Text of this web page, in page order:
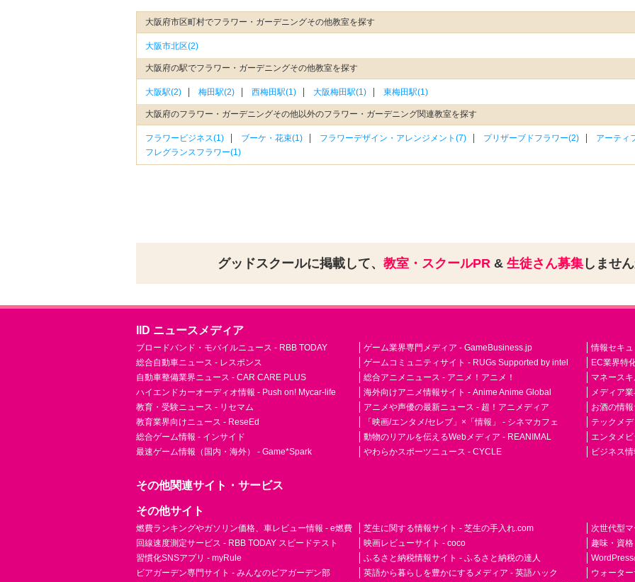
大阪府市区町村でフラワー・ガーデニングその他教室を探す
大阪市北区(2)
大阪府の駅でフラワー・ガーデニングその他教室を探す
大阪駅(2) 梅田駅(2) 西梅田駅(1) 大阪梅田駅(1) 東梅田駅(1)
大阪府のフラワー・ガーデニングその他以外のフラワー・ガーデニング関連教室を探す
フラワービジネス(1) ブーケ・花束(1) フラワーデザイン・アレンジメント(7) プリザーブドフラワー(2)
アーティ
フレグランスフラワー(1)
グッドスクールに掲載して、 教室・スクールPR& 生徒さん募集しませ
IID ニュースメディア
ブロードバンド・モバイルニュース - RBB TODAY
総合自動車ニュース - レスポンス
自動車整備業界ニュース - CAR CARE PLUS
ハイエンドカーオーディオ情報 - Push on! Mycar-life
教育・受験ニュース - リセマム
教育業界向けニュース - ReseEd
総合ゲーム情報 - インサイド
最速ゲーム情報（国内・海外） - Game*Spark
ゲーム業界専門メディア - GameBusiness.jp
ゲームコミュニティサイト - RUGs Supported by intel
総合アニメニュース - アニメ！アニメ！
海外向けアニメ情報サイト - Anime Anime Global
アニメや声優の最新ニュース - 超！アニメディア
「映画/エンタメ/セレブ」×「情報」 - シネマカフェ
動物のリアルを伝えるWebメディア - REANIMAL
やわらかスポーツニュース - CYCLE
情報セキ
EC業界特
マネース
メディア
お酒の情
テックメ
エンタメ
ビジネス
その他関連サイト・サービス
その他サイト
燃費ランキングやガソリン価格、車レビュー情報 - e燃費
回線速度測定サービス - RBB TODAY スピードテスト
習慣化SNSアプリ - myRule
ビアガーデン専門サイト - みんなのビアガーデン部
芝生に関する情報サイト - 芝生の手入れ.com
映画レビューサイト - coco
ふるさと納税情報サイト - ふるさと納税の達人
英語から暮らしを豊かにするメディア - 英語ハック
次世代型
趣味・資
ウォータ